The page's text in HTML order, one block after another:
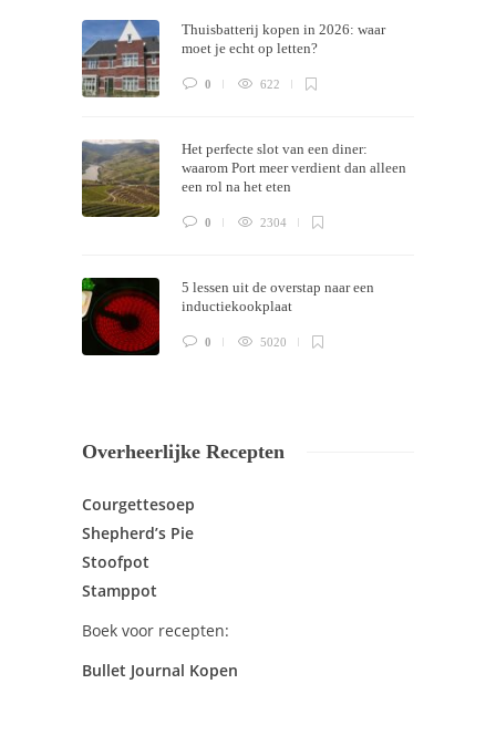
now!
Thuisbatterij kopen in 2026: waar
moet je echt op letten?
0 622
Het perfecte slot van een diner:
waarom Port meer verdient dan alleen
een rol na het eten
0 2304
5 lessen uit de overstap naar een
inductiekookplaat
0 5020
Overheerlijke Recepten
Courgettesoep
Shepherd’s Pie
Stoofpot
Stamppot
Boek voor recepten:
Bullet Journal Kopen